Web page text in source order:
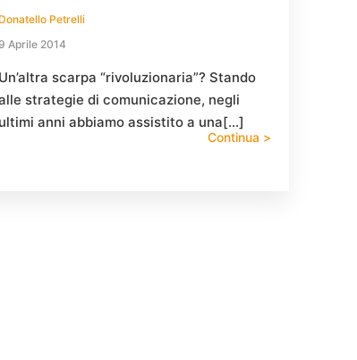
Donatello Petrelli
Aprile 2014
Un’altra scarpa “rivoluzionaria”? Stando
strategie di comunicazione, negli
ultimi anni abbiamo assistito a una[…]
Continua >